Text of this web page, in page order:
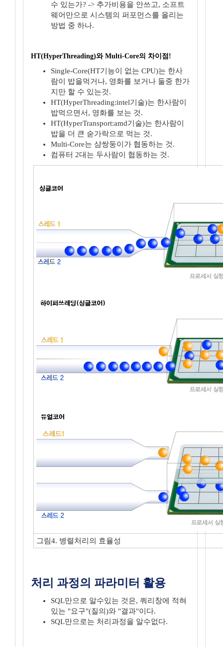
수 있는가? -> 추가비용을 안쓰고, 소프트
웨어만으로 시스템의 퍼포먼스를 올리는
방법 중 하나.
HT(HyperThreading)와 Multi-Core의 차이점!
Single-Core(HT기능이 없는 CPU)는 한사
람이 밥을먹거나, 영화를 보거나 둘중 한가
지만 할 수 있는것.
HT(HyperThreading:intel기술)는 한사람이
밥먹으면서, 영화를 보는 것.
HT(HyperTransport:amd기술)는 한사람이
밥을 더 큰 숟가락으로 먹는 것.
Multi-Core는 샴쌍둥이가 협동하는 것.
컴퓨터 2대는 두사람이 협동하는 것.
그림4. 병렬처리의 효율성
처리 과정의 파라미터 활용
SQL만으로 알수있는 것은, 쿼리창에 적혀
있는 "요구"(질의)와 "결과"이다.
SQL만으로는 처리과정을 알수없다.